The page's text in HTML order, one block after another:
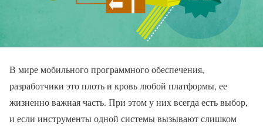
В мире мобильного программного обеспечения,
разработчики это плоть и кровь любой платформы, ее
жизненно важная часть. При этом у них всегда есть выбор,
и если инструменты одной системы вызывают слишком